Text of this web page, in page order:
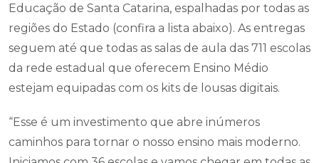
Educação de Santa Catarina, espalhadas por todas as
regiões do Estado (confira a lista abaixo). As entregas
seguem até que todas as salas de aula das 711 escolas
da rede estadual que oferecem Ensino Médio
estejam equipadas com os kits de lousas digitais.
“Esse é um investimento que abre inúmeros
caminhos para tornar o nosso ensino mais moderno.